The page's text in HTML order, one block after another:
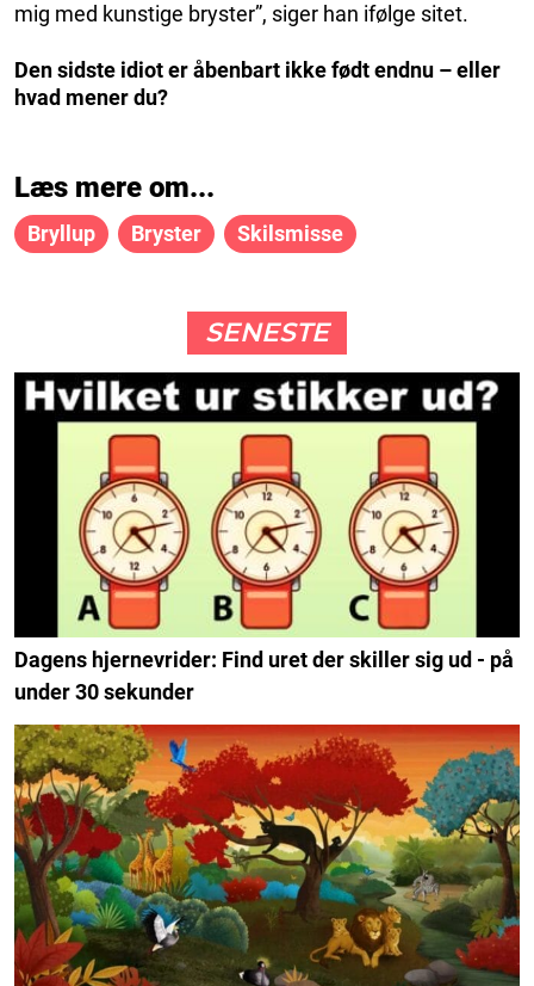
mig med kunstige bryster”, siger han ifølge sitet.
Den sidste idiot er åbenbart ikke født endnu – eller
hvad mener du?
Læs mere om...
Bryllup Bryster Skilsmisse
SENESTE
Dagens hjernevrider: Find uret der skiller sig ud - på
under 30 sekunder